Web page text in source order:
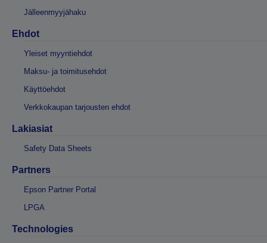
Jälleenmyyjähaku
Ehdot
Yleiset myyntiehdot
Maksu- ja toimitusehdot
Käyttöehdot
Verkkokaupan tarjousten ehdot
Lakiasiat
Safety Data Sheets
Partners
Epson Partner Portal
LPGA
Technologies